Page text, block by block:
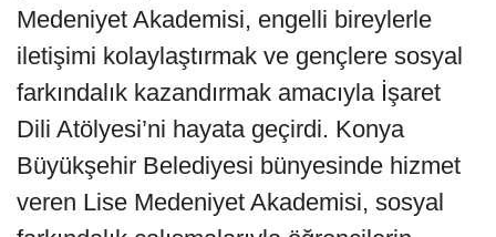
Medeniyet Akademisi, engelli bireylerle
iletişimi kolaylaştırmak ve gençlere sosyal
farkındalık kazandırmak amacıyla İşaret
Dili Atölyesi’ni hayata geçirdi. Konya
Büyükşehir Belediyesi bünyesinde hizmet
veren Lise Medeniyet Akademisi, sosyal